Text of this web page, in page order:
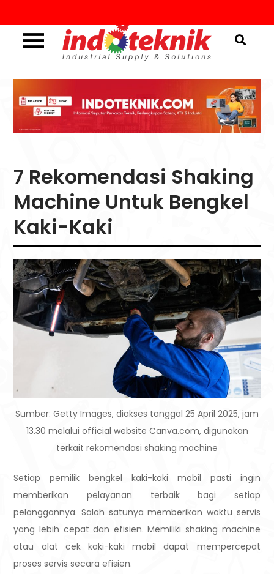
to
content
Seputar Teknik, Safety,
ATK & Industri
7 Rekomendasi Shaking
Machine Untuk Bengkel
Kaki-Kaki
Sumber: Getty Images, diakses tanggal 25 April 2025, jam
13.30 melalui official website Canva.com, digunakan
terkait rekomendasi shaking machine
Setiap pemilik bengkel kaki-kaki mobil pasti ingin
memberikan pelayanan terbaik bagi setiap
pelanggannya. Salah satunya memberikan waktu servis
yang lebih cepat dan efisien. Memiliki shaking machine
atau alat cek kaki-kaki mobil dapat mempercepat
proses servis secara efisien.